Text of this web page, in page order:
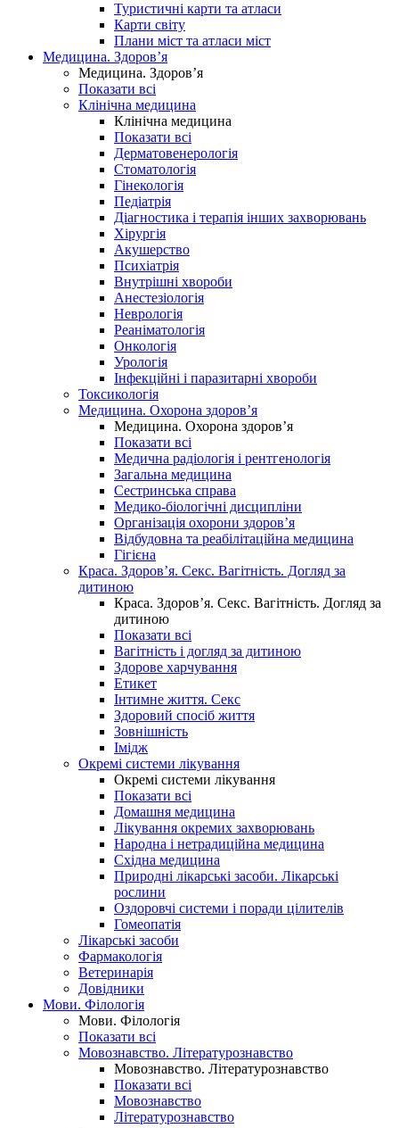
Туристичні карти та атласи
Карти світу
Плани міст та атласи міст
Медицина. Здоров’я
Медицина. Здоров’я
Показати всі
Клінічна медицина
Клінічна медицина
Показати всі
Дерматовенерологія
Стоматологія
Гінекологія
Педіатрія
Діагностика і терапія інших захворювань
Хірургія
Акушерство
Психіатрія
Внутрішні хвороби
Анестезіологія
Неврологія
Реаніматологія
Онкологія
Урологія
Інфекційні і паразитарні хвороби
Токсикологія
Медицина. Охорона здоров’я
Медицина. Охорона здоров’я
Показати всі
Медична радіологія і рентгенологія
Загальна медицина
Сестринська справа
Медико-біологічні дисципліни
Організація охорони здоров’я
Відбудовна та реабілітаційна медицина
Гігієна
Краса. Здоров’я. Секс. Вагітність. Догляд за
дитиною
Краса. Здоров’я. Секс. Вагітність. Догляд за
дитиною
Показати всі
Вагітність і догляд за дитиною
Здорове харчування
Етикет
Інтимне життя. Секс
Здоровий спосіб життя
Зовнішність
Імідж
Окремі системи лікування
Окремі системи лікування
Показати всі
Домашня медицина
Лікування окремих захворювань
Народна і нетрадиційна медицина
Східна медицина
Природні лікарські засоби. Лікарські
рослини
Оздоровчі системи і поради цілителів
Гомеопатія
Лікарські засоби
Фармакологія
Ветеринарія
Довідники
Мови. Філологія
Мови. Філологія
Показати всі
Мовознавство. Літературознавство
Мовознавство. Літературознавство
Показати всі
Мовознавство
Літературознавство